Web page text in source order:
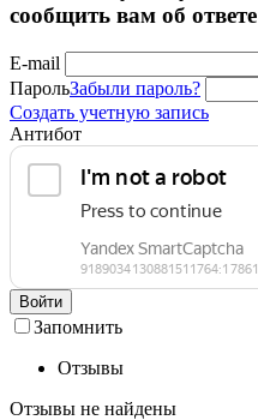
сообщить вам об ответе
E-mail
ПарольЗабыли пароль?
Создать учетную запись
Антибот
Войти
Запомнить
Отзывы
Отзывы не найдены